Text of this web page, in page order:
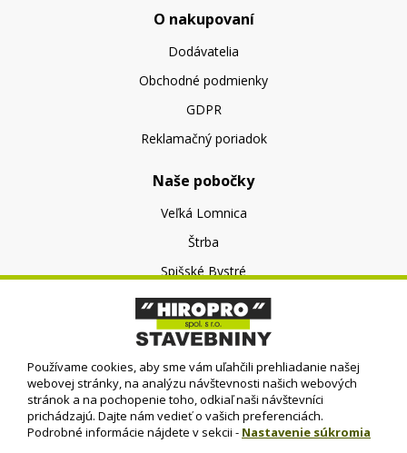
O nakupovaní
Dodávatelia
Obchodné podmienky
GDPR
Reklamačný poriadok
Naše pobočky
Veľká Lomnica
Štrba
Spišské Bystré
O nás
O spoločnosti
Kontakt
Používame cookies, aby sme vám uľahčili prehliadanie našej
webovej stránky, na analýzu návštevnosti našich webových
stránok a na pochopenie toho, odkiaľ naši návštevníci
prichádzajú. Dajte nám vedieť o vašich preferenciách.
Podrobné informácie nájdete v sekcii - Nastavenie súkromia